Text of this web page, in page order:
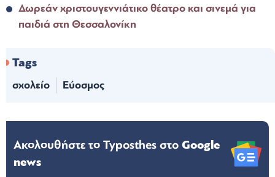
Δωρεάν χριστουγεννιάτικο θέατρο και σινεμά για
παιδιά στη Θεσσαλονίκη
Tags
σχολείο Εύοσμος
Ακολουθήστε το Typosthes στoGoogle
news